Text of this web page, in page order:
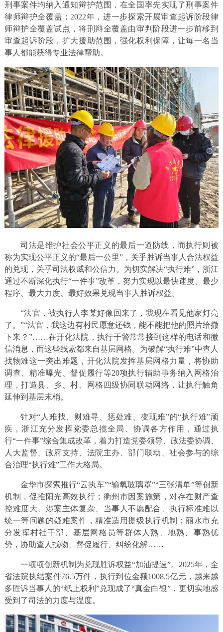
刑事案件均纳入通知辩护范围，在全国率先实现了刑事案件
律师辩护全覆盖；2022年，进一步探索开展审查起诉阶段律
师辩护全覆盖试点，将刑辩全覆盖由审判阶段进一步前移到
审查起诉阶段，扩大援助范围，强化权利保障，让每一名当
事人都能获得专业法律帮助。
司法是维护社会公平正义的最后一道防线，而执行则被
称为实现公平正义的“最后一公里”，关乎胜诉当事人合法权益
的兑现，关乎司法权威和公信力。为切实解决“执行难”，浙江
通过不断深化执行“一件事”改革，努力实现以最快速度、最少
程序、最大力度、最好效果兑现当事人胜诉权益。
“法官，被执行人李某好像回来了，我现在看见他家灯亮
了。”“法官，我这边有村民愿意还钱，能不能把他的照片给撤
下来？”……在开化法院，执行干警常常接到这样的电话和微
信消息，而这些线索都来自基层网格。为破解“执行难”中查人
找物难这一突出难题，开化法院发挥基层网格力量，将协助
调查、精准曝光、督促履行等20项执行辅助事务纳入网格治
理，打造县、乡、村、网格四级协同联动网络，让执行触角
延伸到基层末梢。
针对“人难找、财难寻、惩处难、变现难”的“执行难”顽
疾，浙江充分发挥党委总揽全局、协调各方作用，通过执
行“一件事”综合集成改革，着力打造党委领导、政法委协调、
人大监督、政府支持、法院主办、部门联动、社会参与的综
合治理“执行难”工作大格局。
金华市探索推行“云执车”“输氧玻璃罩”“三张清单”等创新
机制，促推阳光高效执行；衢州市因案施策，对存在财产查
控难度大、涉案主体复杂、当事人不愿配合、执行标准难以
统一等问题的疑难案件，精准适用提级执行机制；丽水市充
分发挥村社干部、基层网格员等群体人熟、地熟、事熟优
势，协助查人找物、督促履行、纠纷化解……
一项项创新机制为兑现胜诉权益“加油提速”。2025年，全
省法院执结案件76.5万件，执行到位金额1008.5亿元，越来越
多胜诉当事人的“纸上权利”兑现成了“真金白银”，更切实地感
受到了司法的力度与温度。